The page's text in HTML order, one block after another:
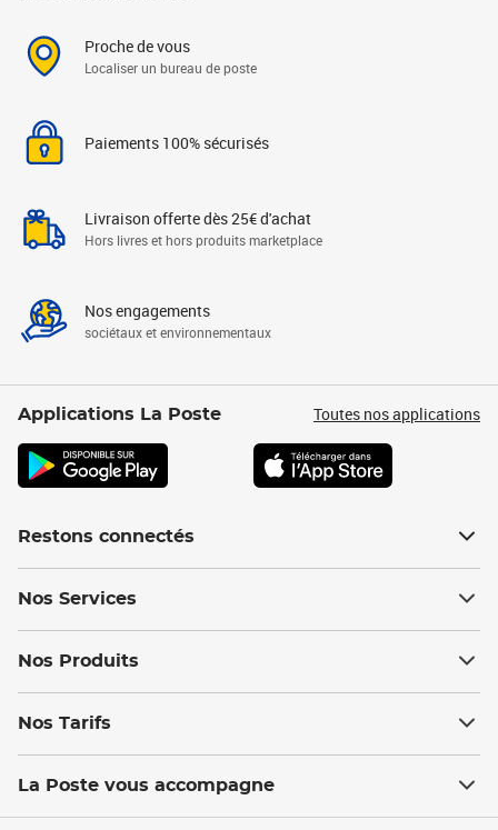
Proche de vous
Localiser un bureau de poste
Paiements 100% sécurisés
Livraison offerte dès 25€ d'achat
Hors livres et hors produits marketplace
Nos engagements
sociétaux et environnementaux
Applications La Poste Toutes nos applications
Restons connectés
Nos Services
Nos Produits
Nos Tarifs
La Poste vous accompagne